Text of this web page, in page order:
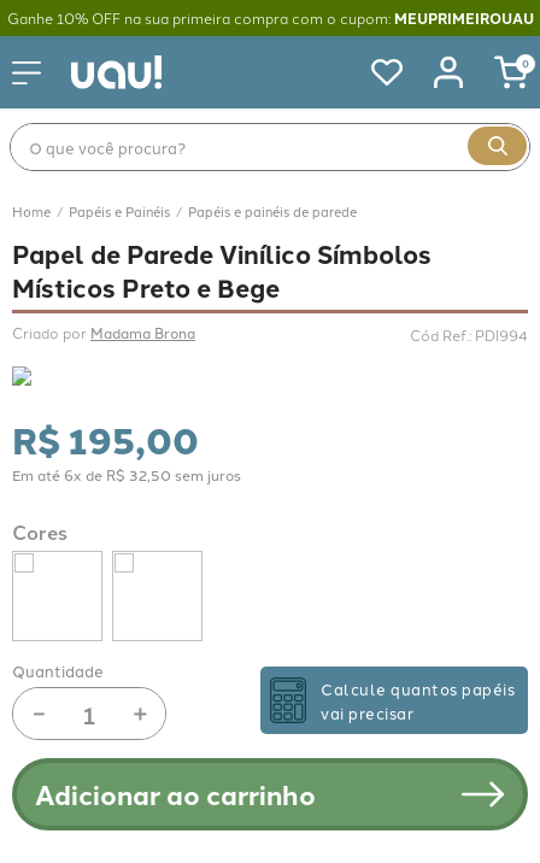
Ganhe 10% OFF na sua primeira compra com o cupom: MEUPRIMEIROUAU
0
O que você procura?
Papéis e Painéis Papéis e painéis de parede
Papel de Parede Vinílico Símbolos
Místicos Preto e Bege
Criado por Madama Brona Cód Ref.: PDI994
R$ 195,00
Em até 6x de R$ 32 50 sem juros
Cores
Quantidade
＋
－
Calcule quantos papéis
vai precisar
Adicionar ao carrinho